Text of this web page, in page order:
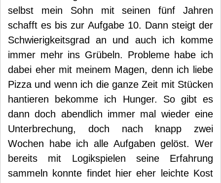
selbst mein Sohn mit seinen fünf Jahren
schafft es bis zur Aufgabe 10. Dann steigt der
Schwierigkeitsgrad an und auch ich komme
immer mehr ins Grübeln. Probleme habe ich
dabei eher mit meinem Magen, denn ich liebe
Pizza und wenn ich die ganze Zeit mit Stücken
hantieren bekomme ich Hunger. So gibt es
dann doch abendlich immer mal wieder eine
Unterbrechung, doch nach knapp zwei
Wochen habe ich alle Aufgaben gelöst. Wer
bereits mit Logikspielen seine Erfahrung
sammeln konnte findet hier eher leichte Kost